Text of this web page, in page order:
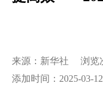
来源：新华社 浏览
添加时间：2025-03-